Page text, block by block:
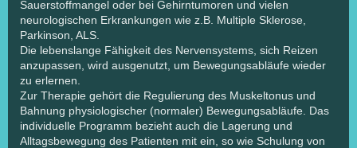
Sauerstoffmangel oder bei Gehirntumoren und vielen
neurologischen Erkrankungen wie z.B. Multiple Sklerose,
Parkinson, ALS.
Die lebenslange Fähigkeit des Nervensystems, sich Reizen
anzupassen, wird ausgenutzt, um Bewegungsabläufe wieder
zu erlernen.
Zur Therapie gehört die Regulierung des Muskeltonus und
Bahnung physiologischer (normaler) Bewegungsabläufe. Das
individuelle Programm bezieht auch die Lagerung und
Alltagsbewegung des Patienten mit ein, so wie Schulung von